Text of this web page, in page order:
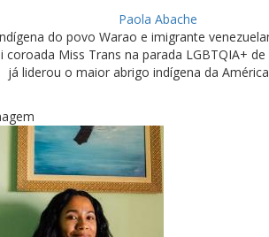
Paola Abache
do povo Warao e imigrante
coroada Miss Trans na parada LGBTQIA+ de
já liderou o maior abrigo indígena da